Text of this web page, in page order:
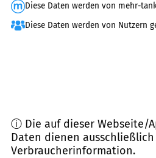
Diese Daten werden von mehr-
Diese Daten werden von Nutzern
ⓘ Die auf dieser Webseite/
Daten dienen
Verbraucherinformation.